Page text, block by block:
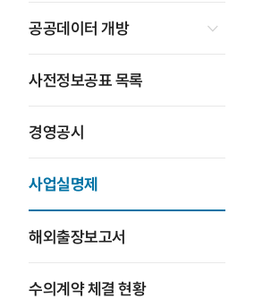
공공데이터 개방
사전정보공표 목록
경영공시
사업실명제
해외출장보고서
수의계약 체결 현황